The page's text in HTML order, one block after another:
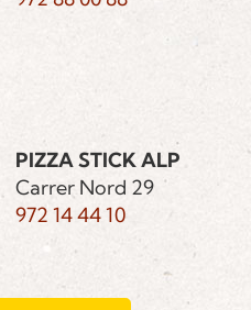
PIZZA STICK ALP
Carrer Nord 29
972 14 44 10